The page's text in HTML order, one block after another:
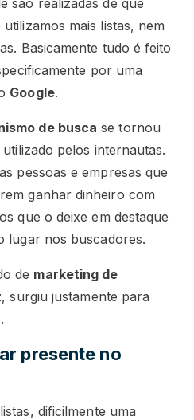
são realizadas de que
mais listas, nem
Basicamente tudo é feito
por uma
Google.
de busca se tornou
pelos internautas.
pessoas e empresas que
ganhar dinheiro com
que o deixe em destaque
lugar nos buscadores.
de marketing de
, surgiu justamente para
presente no
dificilmente uma